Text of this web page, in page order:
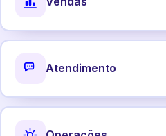
Atendimento